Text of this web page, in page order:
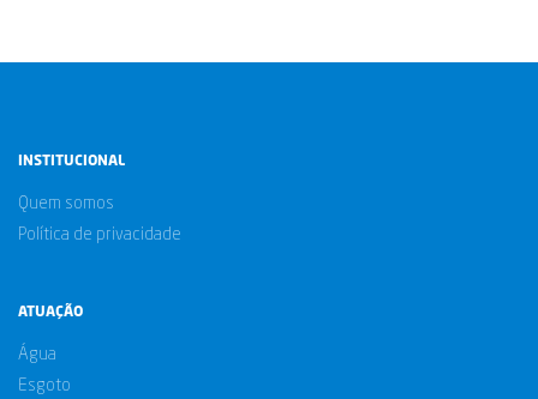
INSTITUCIONAL
Quem somos
Política de privacidade
ATUAÇÃO
Água
Esgoto